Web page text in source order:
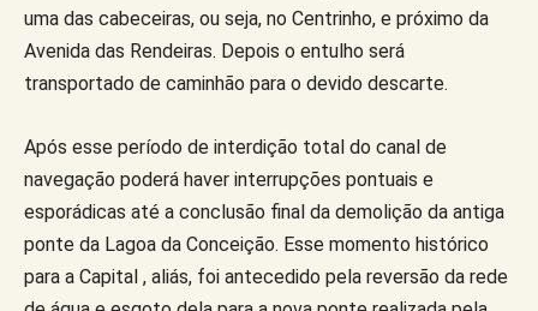
uma das cabeceiras, ou seja, no Centrinho, e próximo da
Avenida das Rendeiras. Depois o entulho será
transportado de caminhão para o devido descarte.
Após esse período de interdição total do canal de
navegação poderá haver interrupções pontuais e
esporádicas até a conclusão final da demolição da antiga
ponte da Lagoa da Conceição. Esse momento histórico
para a Capital , aliás, foi antecedido pela reversão da rede